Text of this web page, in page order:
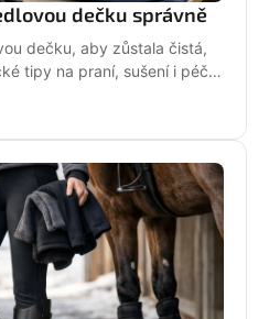
dečku správně
dečku, aby zůstala čistá,
tipy na praní, sušení i péči